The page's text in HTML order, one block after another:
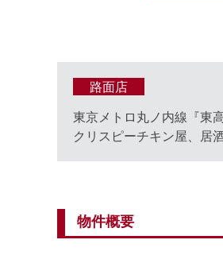
路面店
東京メトロ丸ノ内線『東
クリスピーチキン屋、居
物件概要